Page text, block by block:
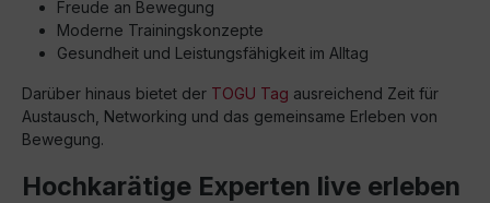
Freude an Bewegung
Moderne Trainingskonzepte
Gesundheit und Leistungsfähigkeit im Alltag
Darüber hinaus bietet der TOGU Tag ausreichend Zeit für
Austausch, Networking und das gemeinsame Erleben von
Bewegung.
Hochkarätige Experten live erleben